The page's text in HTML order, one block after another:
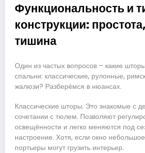
Функциональность и
конструкции:
тишина
Один из частых вопросов – какие
спальни: классические, рулонные,
жалюзи? Разберёмся в нюансах.
Классические шторы. Это знакомые с
сочетании с тюлем. Позволяют
освещённости и легко меняются под
настроение. Хотя, если окно
портьеры могут грузить интерьер.